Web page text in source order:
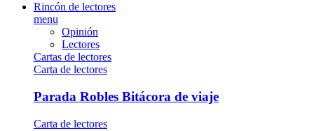
Rincón de lectores
menu
Opinión
Lectores
Cartas de lectores
Carta de lectores
Parada Robles Bitácora de viaje
Carta de lectores